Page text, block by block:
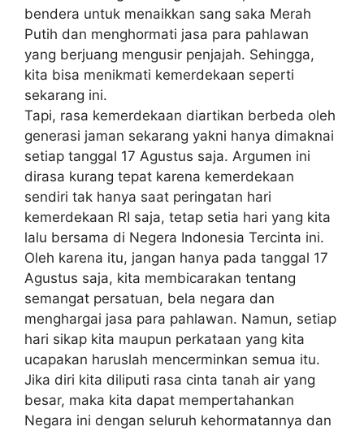
bendera untuk menaikkan sang saka Merah
Putih dan menghormati jasa para pahlawan
yang berjuang mengusir penjajah. Sehingga,
kita bisa menikmati kemerdekaan seperti
sekarang ini.
Tapi, rasa kemerdekaan diartikan berbeda oleh
generasi jaman sekarang yakni hanya dimaknai
setiap tanggal 17 Agustus saja. Argumen ini
dirasa kurang tepat karena kemerdekaan
sendiri tak hanya saat peringatan hari
kemerdekaan RI saja, tetap setia hari yang kita
lalu bersama di Negera Indonesia Tercinta ini.
Oleh karena itu, jangan hanya pada tanggal 17
Agustus saja, kita membicarakan tentang
semangat persatuan, bela negara dan
menghargai jasa para pahlawan. Namun, setiap
hari sikap kita maupun perkataan yang kita
ucapakan haruslah mencerminkan semua itu.
Jika diri kita diliputi rasa cinta tanah air yang
besar, maka kita dapat mempertahankan
Negara ini dengan seluruh kehormatannya dan